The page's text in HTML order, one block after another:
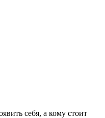
себя, а кому стоит